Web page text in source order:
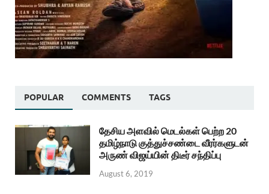
POPULAR COMMENTS TAGS
தேசிய அளவில் மெடல்கள் பெற்ற 20
தமிழ்நாடு குத்துச்சண்டை வீரர்களுடன்
அருண் விஜய்யின் திடீர் சந்திப்பு
August 6, 2019